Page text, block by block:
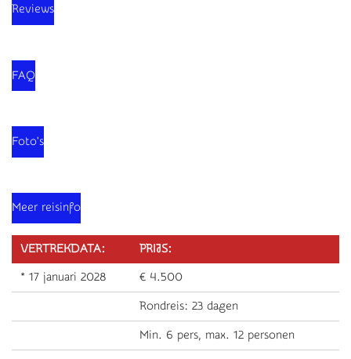
Reviews
FAQ
Foto's
Meer reisinfo
VERTREKDATA: PRIJS:
* 17 januari 2028 € 4.500
Rondreis: 23 dagen
Min. 6 pers, max. 12 personen